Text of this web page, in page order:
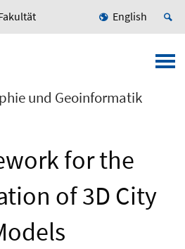
English
und Geoinformatik
for the
of 3D City